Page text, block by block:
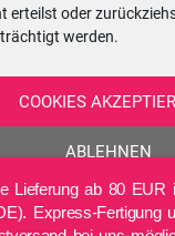
erteilst oder
werden.
COOKIES
ABLEHNEN
EINSTELLUNGEN
- nach
08:30–13:00
08:30–13:00
Lieferung ab 80 EUR
Express-Fertigung